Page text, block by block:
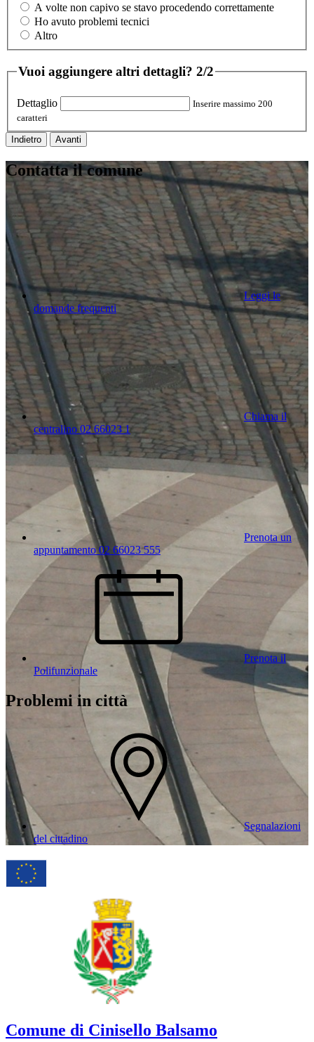
A volte non capivo se stavo procedendo correttamente
Ho avuto problemi tecnici
Altro
Vuoi aggiungere altri dettagli? 2/2
Dettaglio
Inserire massimo 200
caratteri
Indietro Avanti
Contatta il comune
Leggi le
domande frequenti
Chiama il
centralino 02 66023 1
Prenota un
appuntamento 02 66023 555
Prenota il
Polifunzionale
Problemi in città
Segnalazioni
del cittadino
Comune di Cinisello Balsamo